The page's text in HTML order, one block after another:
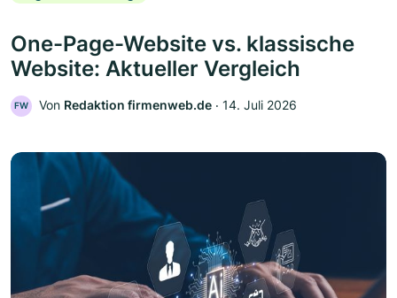
One-Page-Website vs. klassische
Website: Aktueller Vergleich
FW Von Redaktion firmenweb.de ‧ 14. Juli 2026